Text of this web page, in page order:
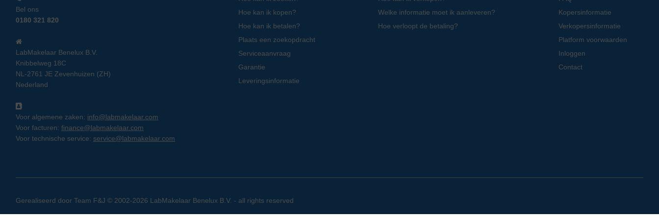
Bel ons
0180 321 820
LabMakelaar Benelux B.V.
Knibbelweg 18C
NL-2761 JE Zevenhuizen (ZH)
Nederland
Voor algemene zaken: info@labmakelaar.com
Voor facturen: finance@labmakelaar.com
Voor technische service: service@labmakelaar.com
Hoe kan ik kopen?
Hoe kan ik betalen?
Plaats een zoekopdracht
Serviceaanvraag
Garantie
Leveringsinformatie
Welke informatie moet ik aanleveren?
Hoe verloopt de betaling?
Kopersinformatie
Verkopersinformatie
Platform voorwaarden
Inloggen
Contact
Gerealiseerd door Team F&J © 2002-2026 LabMakelaar Benelux B.V. - all rights reserved